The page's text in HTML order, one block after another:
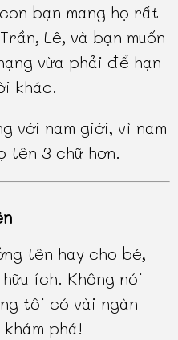
bạn mang họ rất
Lê, và bạn muốn
vừa phải để hạn
khác.
với nam giới, vì nam
tên 3 chữ hơn.
tên hay cho bé,
ích. Không nói
tôi có vài ngàn
phá!